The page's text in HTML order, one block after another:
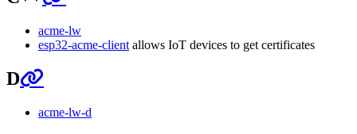
acme-lw
esp32-acme-client allows IoT devices to get certificates
D
acme-lw-d